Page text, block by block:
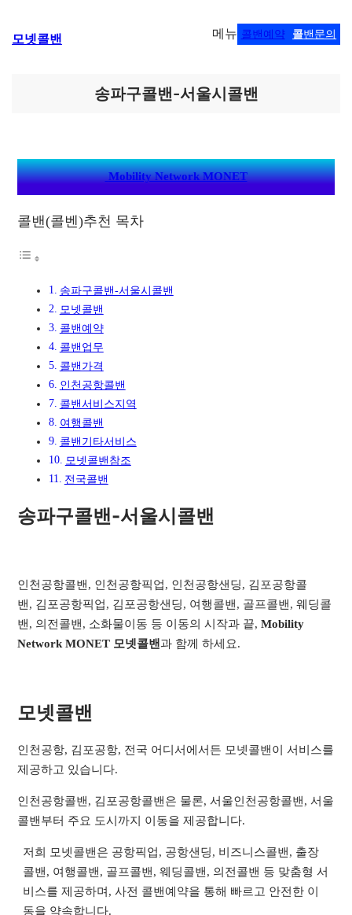
텐
모넷콜밴 메뉴 콜밴예약 콜밴문의
송파구콜밴-서울시콜밴
Mobility Network MONET
콜밴(콜벤)추천 목차
송파구콜밴-서울시콜밴
모넷콜밴
콜밴예약
콜밴업무
콜밴가격
인천공항콜밴
콜밴서비스지역​
여행콜밴​
콜밴기타서비스​
모넷콜밴참조
전국콜밴
송파구콜밴-서울시콜밴
인천공항콜밴, 인천공항픽업, 인천공항샌딩, 김포공항콜
밴, 김포공항픽업, 김포공항샌딩, 여행콜밴, 골프콜밴, 웨딩콜
밴, 의전콜밴, 소화물이동 등 이동의 시작과 끝,Mobility
Network MONET 모넷콜밴과 함께 하세요.
모넷콜밴
인천공항, 김포공항, 전국 어디서에서든 모넷콜밴이 서비스를
제공하고 있습니다.
인천공항콜밴, 김포공항콜밴은 물론, 서울인천공항콜밴, 서울
콜밴부터 주요 도시까지 이동을 제공합니다.
저희 모넷콜밴은 공항픽업, 공항샌딩, 비즈니스콜밴, 출장
콜밴, 여행콜밴, 골프콜밴, 웨딩콜밴, 의전콜밴 등 맞춤형 서
비스를 제공하며, 사전 콜밴예약을 통해 빠르고 안전한 이
동을 약속합니다.